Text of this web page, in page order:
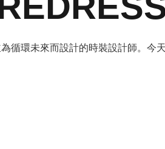
循環未來而設計的時裝設計師。